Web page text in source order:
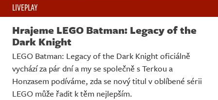
Databáze
Komunita
Redakce
Živě
LIVEPLAY
Hrajeme LEGO Batman: Legacy of the
Dark Knight
LEGO Batman: Legacy of the Dark Knight oficiálně
vychází za pár dní a my se společně s Terkou a
Honzasem podíváme, zda se nový titul v oblíbené sérii
LEGO může řadit k těm nejlepším.